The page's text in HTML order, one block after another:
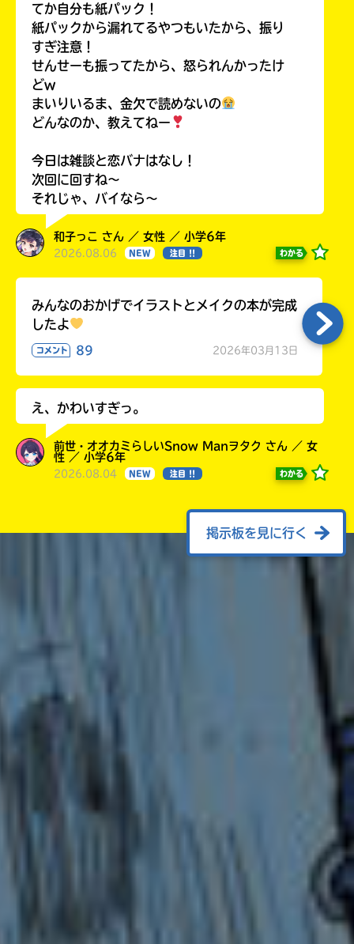
てか自分も紙パック！
紙パックから漏れてるやつもいたから、振り
すぎ注意！
せんせーも振ってたから、怒られんかったけ
どw
まいりいるま、金欠で読めないの
どんなのか、教えてねー
今日は雑談と恋バナはなし！
次回に回すね〜
それじゃ、バイなら〜
和子っこ さん ／ 女性 ／ 小学6年
2026.08.06 NEW 注目 !! わかる
みんなのおかげでイラストとメイクの本が完成
したよ
コメント 89 2026年03月13日
え、かわいすぎっ。
前世・オオカミらしいSnow Manヲタク さん ／ 女
性 ／ 小学6年
2026.08.04 NEW 注目 !! わかる
掲示板を見に行く